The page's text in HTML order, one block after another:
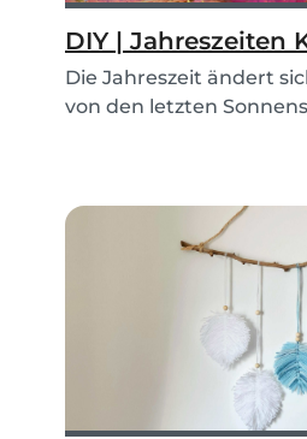
DIY | Jahreszeiten
Die Jahreszeit ändert
von den letzten